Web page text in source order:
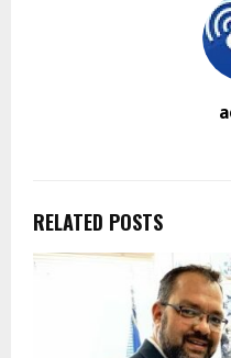
RELATED POSTS